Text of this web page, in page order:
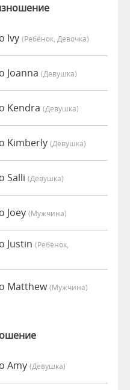
Ivy (Ребёнок, Девочка)
Joanna (девушка)
Kendra (девушка)
Kimberly (девушка)
Salli (девушка)
Joey (мужчина)
Justin (Ребёнок,
Matthew(мужчина)
Amy (девушка)